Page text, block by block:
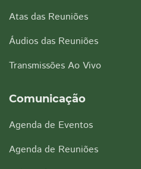
Atas das Reuniões
Áudios das Reuniões
Transmissões Ao Vivo
Comunicação
Agenda de Eventos
Agenda de Reuniões